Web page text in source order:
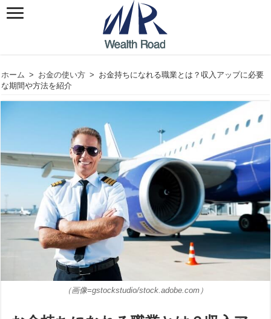
ホーム > お金の使い方 > お金持ちになれる職業とは？収入アップに必要
な期間や方法を紹介
（画像=gstockstudio/stock.adobe.com）